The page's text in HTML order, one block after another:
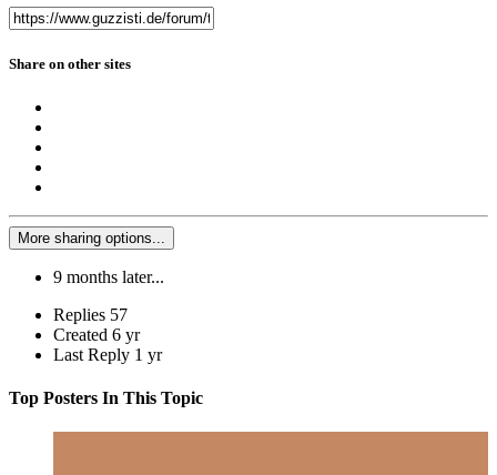
Share on other sites
More sharing options...
9 months later...
Replies 57
Created 6 yr
Last Reply 1 yr
Top Posters In This Topic